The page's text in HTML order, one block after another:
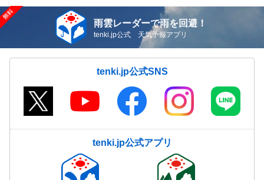
雨雲レーダーで雨を回避！
tenki.jp公式 天気予報アプリ
tenki.jp公式SNS
tenki.jp公式アプリ